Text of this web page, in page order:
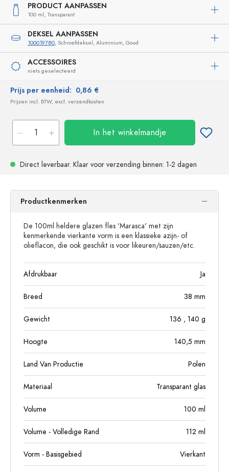
PRODUCT AANPASSEN
100 ml, Transparant
DEKSEL AANPASSEN
100019780, Schroefdeksel, Aluminium, Goud
ACCESSOIRES
niets geselecteerd
Prijs per eenheid: 0,86 €
Prijzen incl. BTW, excl. verzendkosten
In het winkelmandje
Direct leverbaar. Klaar voor verzending binnen: 1-2 dagen
Productkenmerken
De 100ml heldere glazen fles 'Marasca' met zijn
kenmerkende vierkante vorm is een klassieke azijn- of
olieflacon, die ook geschikt is voor likeuren/sauzen/etc.
Afdrukbaar Ja
Breed 38 mm
Gewicht 136 , 140 g
Hoogte 140,5 mm
Land Van Productie Polen
Materiaal Transparant glas
Volume 100 ml
Volume - Volledige Rand 112 ml
Vorm - Basisgebied Vierkant